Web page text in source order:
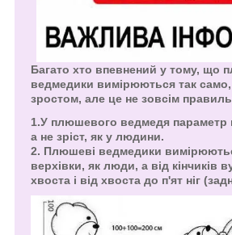
Багато хто впевнений у тому, що
ведмедики вимірюються так
зростом, але це не зовсім
1.У плюшевого ведмедя параметр
а не зріст, як у людини.
2. Плюшеві ведмедики
верхівки, як люди, а від кінчиків
хвоста і від хвоста до п'ят ніг